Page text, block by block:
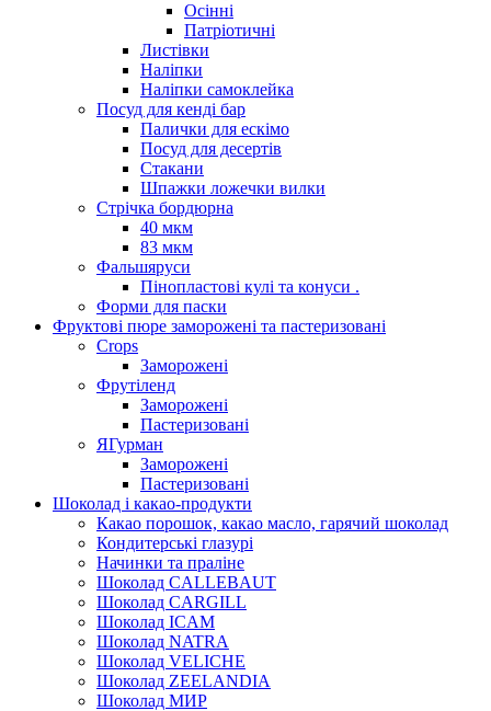
Осінні
Патріотичні
Листівки
Наліпки
Наліпки самоклейка
Посуд для кенді бар
Палички для ескімо
Посуд для десертів
Стакани
Шпажки ложечки вилки
Стрічка бордюрна
40 мкм
83 мкм
Фальшяруси
Пінопластові кулі та конуси .
Форми для паски
Фруктові пюре заморожені та пастеризовані
Crops
Заморожені
Фрутіленд
Заморожені
Пастеризовані
ЯГурман
Заморожені
Пастеризовані
Шоколад і какао-продукти
Какао порошок, какао масло, гарячий шоколад
Кондитерські глазурі
Начинки та праліне
Шоколад CALLEBAUT
Шоколад CARGILL
Шоколад ICAM
Шоколад NATRA
Шоколад VELICHE
Шоколад ZEELANDIA
Шоколад МИР